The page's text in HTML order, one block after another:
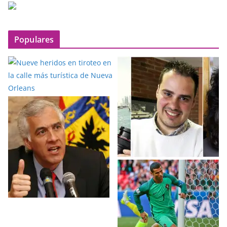
Populares